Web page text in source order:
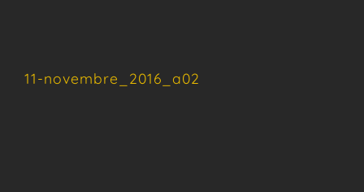
11-novembre_2016_a02